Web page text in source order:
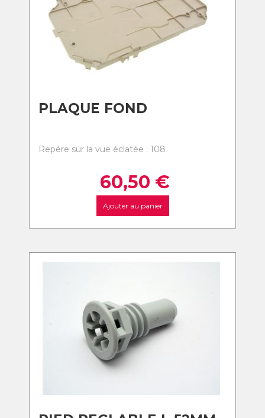
PLAQUE FOND
Repère sur la vue éclatée : 108
60,50 €
Ajouter au panier